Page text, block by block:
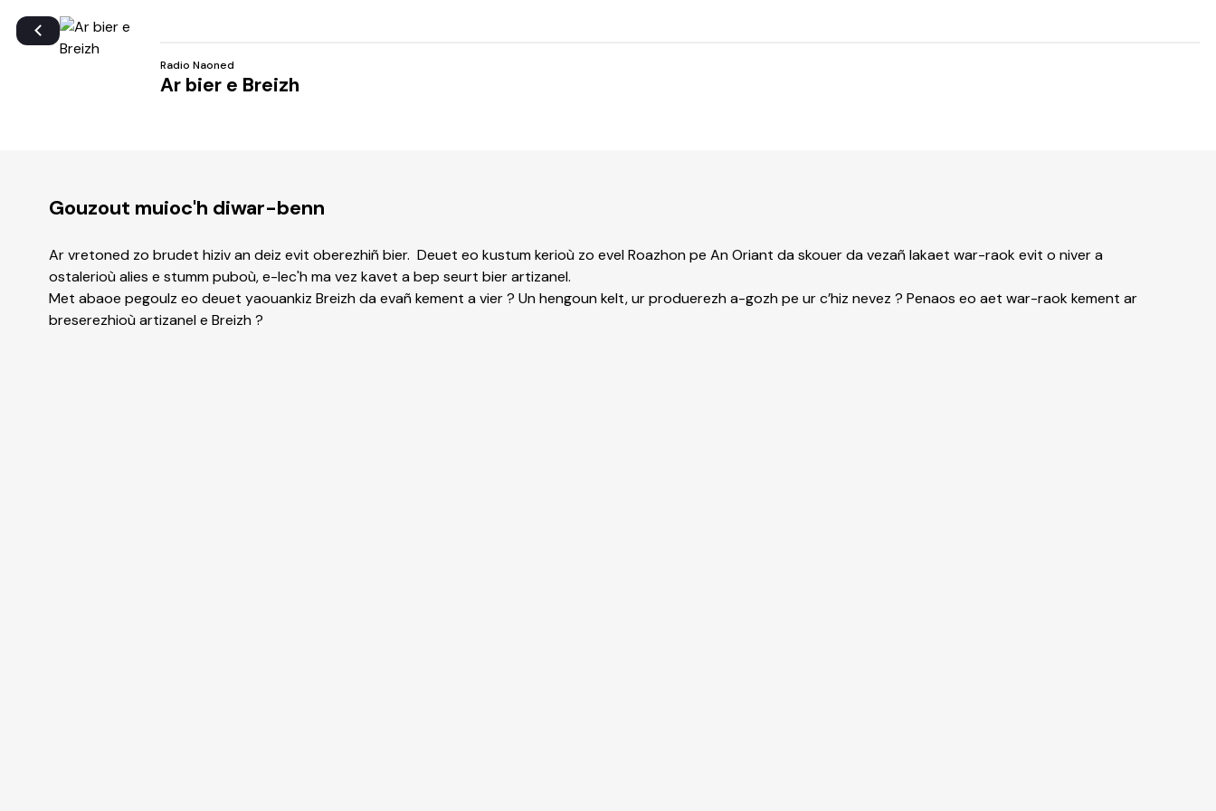
Radio Naoned
Ar bier e Breizh
Gouzout muioc'h diwar-benn
Ar vretoned zo brudet hiziv an deiz evit oberezhiñ bier. Deuet eo kustum kerioù zo evel Roazhon pe An Oriant da skouer da vezañ lakaet war-raok evit o niver a
ostalerioù alies e stumm puboù, e-lec'h ma vez kavet a bep seurt bier artizanel.
Met abaoe pegoulz eo deuet yaouankiz Breizh da evañ kement a vier ? Un hengoun kelt, ur produerezh a-gozh pe ur c’hiz nevez ? Penaos eo aet war-raok kement ar
breserezhioù artizanel e Breizh ?